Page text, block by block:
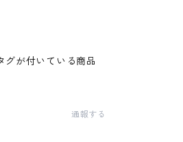
グが付いている商品
通報する